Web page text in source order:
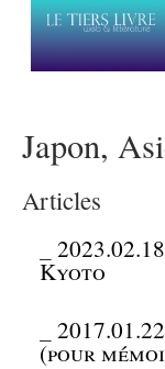
Japon,
Articles
_
Kyoto
_
(pour